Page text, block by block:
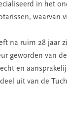
in het
waarvan
na ruim 28 jaar
geworden van
en
uit van de